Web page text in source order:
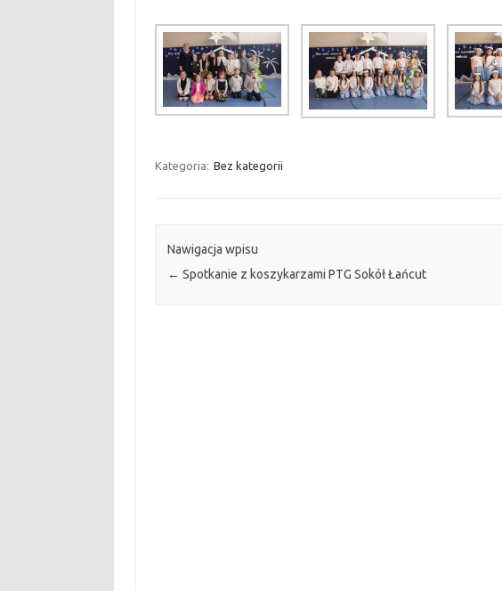
Kategoria: Bez kategorii
Nawigacja wpisu
← Spotkanie z koszykarzami PTG Sokół Łańcut